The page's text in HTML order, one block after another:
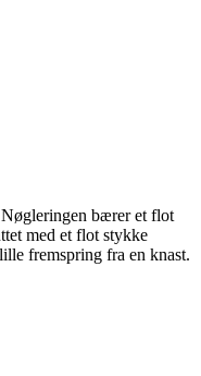
bærer et flot
med et flot stykke
fremspring fra en knast.